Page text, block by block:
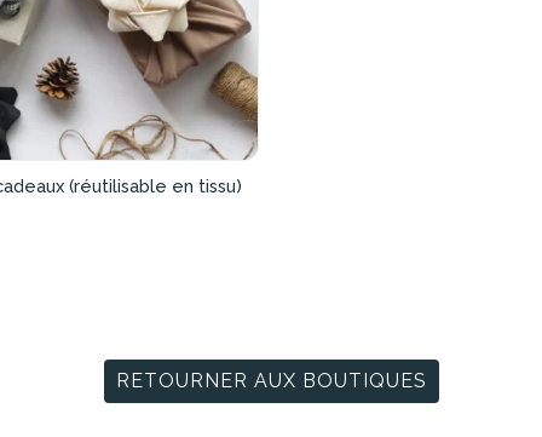
(réutilisable en tissu)
RETOURNER AUX BOUTIQUES